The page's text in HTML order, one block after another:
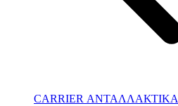
CARRIER ΑΝΤΑΛΛΑΚΤΙΚΑ